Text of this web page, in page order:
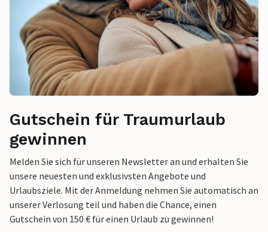
Gutschein für Traumurlaub
gewinnen
Melden Sie sich für unseren Newsletter an und erhalten Sie
unsere neuesten und exklusivsten Angebote und
Urlaubsziele. Mit der Anmeldung nehmen Sie automatisch an
unserer Verlosung teil und haben die Chance, einen
Gutschein von 150 € für einen Urlaub zu gewinnen!